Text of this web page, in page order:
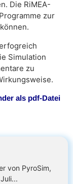
Die RiMEA-
zur
Simulation
zu
als pdf-Datei
von PyroSim,